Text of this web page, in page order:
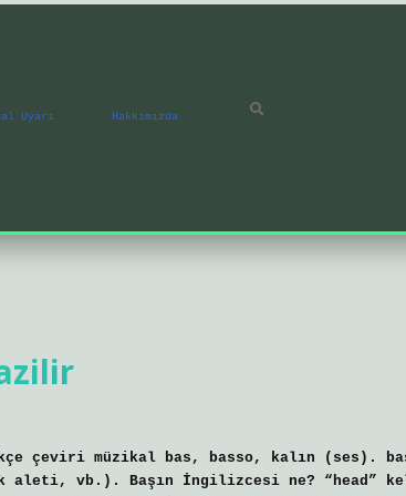
Uyarı Hakkımızda
çeviri müzikal bas, basso, kalın (ses).
aleti, vb.). Başın İngilizcesi ne? “head”